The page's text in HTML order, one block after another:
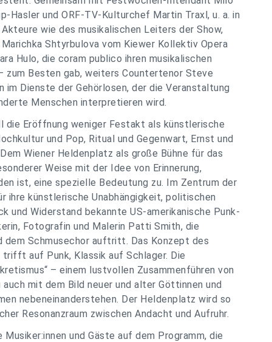
Hasler und ORF-TV-Kulturchef Martin Traxl, u. a. in
wie des musikalischen Leiters der Show,
Shtyrbulova vom Kiewer Kollektiv Opera
Hulo, die coram publico ihren musikalischen
zum Besten gab, weiters Countertenor Steve
im Dienste der Gehörlosen, der die Veranstaltung
Menschen interpretieren wird.
die Eröffnung weniger Festakt als künstlerische
und Pop, Ritual und Gegenwart, Ernst und
Wiener Heldenplatz als große Bühne für das
Weise mit der Idee von Erinnerung,
ist, eine spezielle Bedeutung zu. Im Zentrum der
ihre künstlerische Unabhängigkeit, politischen
und Widerstand bekannte US-amerikanische Punk-
Fotografin und Malerin Patti Smith, die
dem Schmusechor auftritt. Das Konzept des
auf Punk, Klassik auf Schlager. Die
– einem lustvollen Zusammenführen von
mit dem Bild neuer und alter Göttinnen und
nebeneinanderstehen. Der Heldenplatz wird so
Resonanzraum zwischen Andacht und Aufruhr.
und Gäste auf dem Programm, die